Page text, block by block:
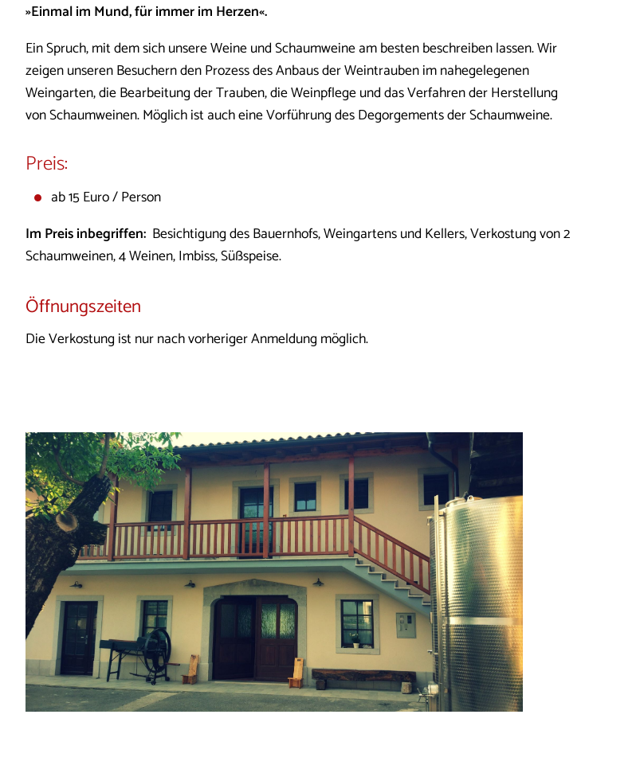
»Einmal im Mund, für immer im Herzen«.
Ein Spruch, mit dem sich unsere Weine und Schaumweine am besten beschreiben lassen. Wir
zeigen unseren Besuchern den Prozess des Anbaus der Weintrauben im nahegelegenen
Weingarten, die Bearbeitung der Trauben, die Weinpflege und das Verfahren der Herstellung
von Schaumweinen. Möglich ist auch eine Vorführung des Degorgements der Schaumweine.
Preis:
ab 15 Euro / Person
Im Preis inbegriffen: Besichtigung des Bauernhofs, Weingartens und Kellers, Verkostung von 2
Schaumweinen, 4 Weinen, Imbiss, Süßspeise.
Öffnungszeiten
Die Verkostung ist nur nach vorheriger Anmeldung möglich.